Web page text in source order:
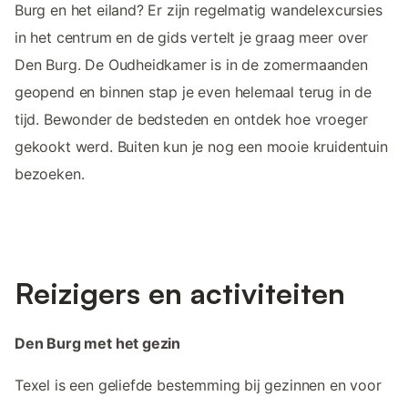
Burg en het eiland? Er zijn regelmatig wandelexcursies
in het centrum en de gids vertelt je graag meer over
Den Burg. De Oudheidkamer is in de zomermaanden
geopend en binnen stap je even helemaal terug in de
tijd. Bewonder de bedsteden en ontdek hoe vroeger
gekookt werd. Buiten kun je nog een mooie kruidentuin
bezoeken.
Reizigers en activiteiten
Den Burg met het gezin
Texel is een geliefde bestemming bij gezinnen en voor